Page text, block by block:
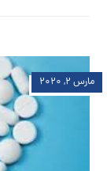
مارس ۲, ۲۰۲۰